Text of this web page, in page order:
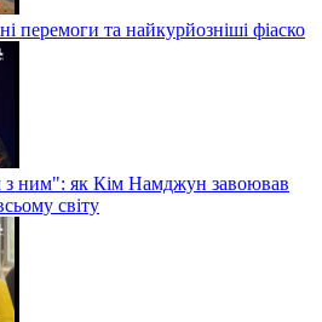
перемоги та найкурйозніші фіаско
з ним": як Кім Намджун завоював
світу